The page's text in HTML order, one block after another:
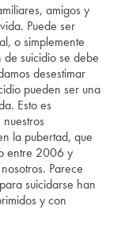
amigos y
Puede ser
o simplemente
suicidio se debe
desestimar
pueden ser una
Esto es
la pubertad, que
entre 2006 y
Parece
suicidarse han
y con